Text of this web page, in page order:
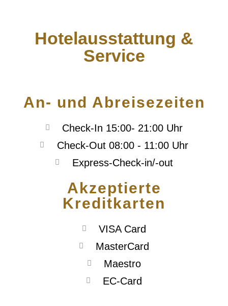
Hotelausstattung &
Service
An- und Abreisezeiten
Check-In 15:00- 21:00 Uhr
Check-Out 08:00 - 11:00 Uhr
Express-Check-in/-out
Akzeptierte
Kreditkarten
VISA Card
MasterCard
Maestro
EC-Card